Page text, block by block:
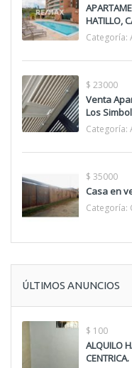
HATILLO,
Categoría:
$ 23000
Venta
Los
Categoría:
$ 35000
Casa en
Categoría:
ÚLTIMOS ANUNCIOS
$ 100
ALQUILO
CENTRICA.